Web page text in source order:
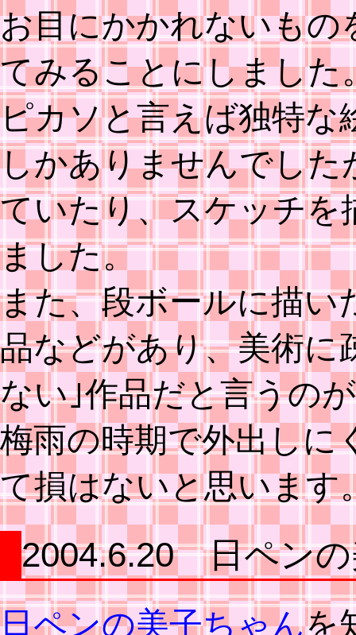
お目にかかれないもの
てみることにしました
ピカソと言えば独特な
しかありませんでした
ていたり、スケッチを
ました。
また、段ボールに描い
品などがあり、美術に
ない｣作品だと言うの
梅雨の時期で外出しに
て損はないと思います
2004.6.20 日ペンの
日ペンの美子ちゃんを